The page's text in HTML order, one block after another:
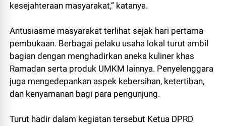
kesejahteraan masyarakat,” katanya.
Antusiasme masyarakat terlihat sejak hari pertama
pembukaan. Berbagai pelaku usaha lokal turut ambil
bagian dengan menghadirkan aneka kuliner khas
Ramadan serta produk UMKM lainnya. Penyelenggara
juga mengedepankan aspek kebersihan, ketertiban,
dan kenyamanan bagi para pengunjung.
Turut hadir dalam kegiatan tersebut Ketua DPRD